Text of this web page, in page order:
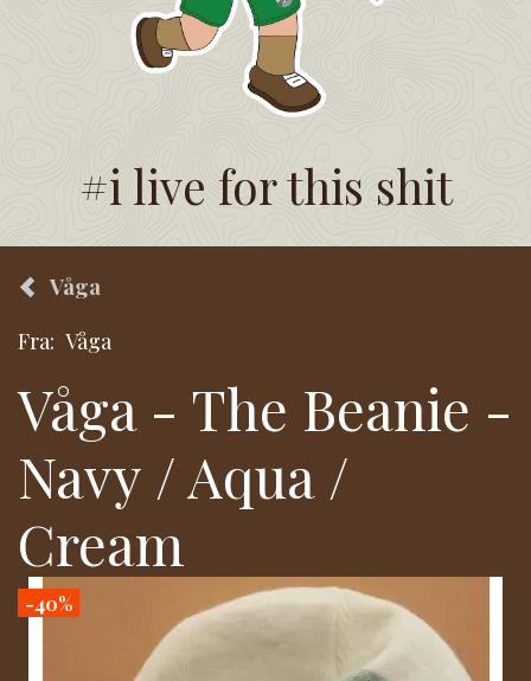
#i live for this shit
Våga
Fra: Våga
Våga - The Beanie -
Navy / Aqua /
Cream
-40%